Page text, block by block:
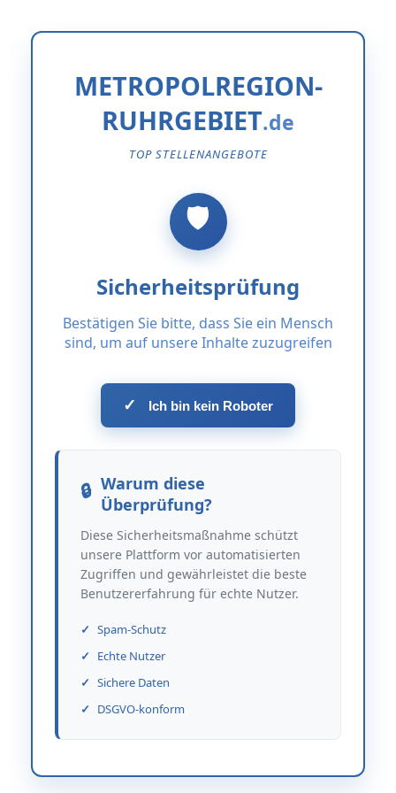
METROPOLREGION-
RUHRGEBIET
TOP STELLENANGEBOTE
Sicherheitsprüfung
Bestätigen Sie bitte, dass Sie ein Mensch
sind, um auf unsere Inhalte zuzugreifen
✓ Ich bin kein Roboter
Warum diese
Überprüfung?
Diese Sicherheitsmaßnahme schützt
unsere Plattform vor automatisierten
Zugriffen und gewährleistet die beste
Benutzererfahrung für echte Nutzer.
Spam-Schutz
Echte Nutzer
Sichere Daten
DSGVO-konform